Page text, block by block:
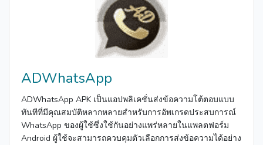
ADWhatsApp
ADWhatsApp APK เป็นแอปพลิเคชั่นส่งข้อความโต้ตอบแบบ
ทันทีที่มีคุณสมบัติหลากหลายสำหรับการอัพเกรดประสบการณ์
WhatsApp ของผู้ใช้ซึ่งใช้กันอย่างแพร่หลายในแพลตฟอร์ม
Android ผู้ใช้จะสามารถควบคุมตัวเลือกการส่งข้อความได้อย่าง